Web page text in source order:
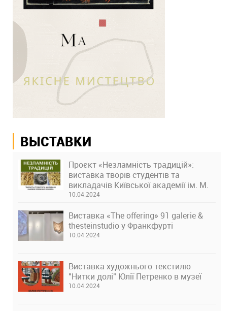
ВЫСТАВКИ
Проєкт «Незламність традицій»:
виставка творів студентів та
викладачів Київської академії ім. М.
Бойчука
10.04.2024
Виставка «The offering» 91 galerie &
thesteinstudio у Франкфурті
10.04.2024
Виставка художнього текстилю
"Нитки долі" Юлії Петренко в музеї
10.04.2024